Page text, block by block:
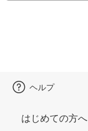
ヘルプ
はじめての方へ